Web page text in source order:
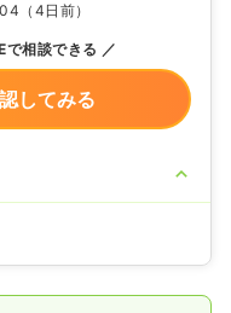
（4日前）
で相談できる
してみる